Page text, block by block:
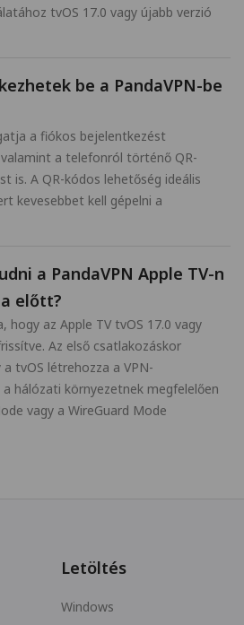
tvOS 17.0 vagy újabb verzió
be a PandaVPN-be
a fiókos bejelentkezést
a telefonról történő QR-
is. A QR-kódos lehetőség ideális
kevesebbet kell gépelni a
a PandaVPN Apple TV-n
előtt?
hogy az Apple TV tvOS 17.0 vagy
Az első csatlakozáskor
tvOS létrehozza a VPN-
hálózati környezetnek megfelelően
vagy a WireGuard Mode
Letöltés
Windows